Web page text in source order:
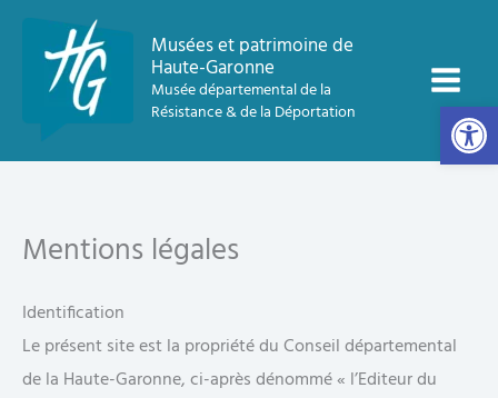
Ouvrir
contenu
Musées et patrimoine de
Haute-Garonne
Musée départemental de la
Résistance & de la Déportation
Mentions légales
Identification
Le présent site est la propriété du Conseil départemental
de la Haute-Garonne, ci-après dénommé « l’Editeur du